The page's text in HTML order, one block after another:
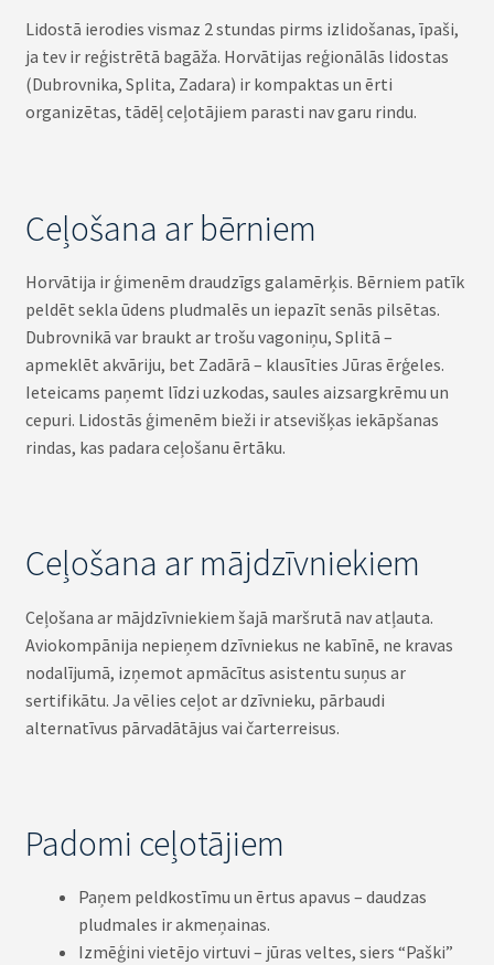
Lidostā ierodies vismaz 2 stundas pirms izlidošanas, īpaši,
ja tev ir reģistrētā bagāža. Horvātijas reģionālās lidostas
(Dubrovnika, Splita, Zadara) ir kompaktas un ērti
organizētas, tādēļ ceļotājiem parasti nav garu rindu.
Ceļošana ar bērniem
Horvātija ir ģimenēm draudzīgs galamērķis. Bērniem patīk
peldēt sekla ūdens pludmalēs un iepazīt senās pilsētas.
Dubrovnikā var braukt ar trošu vagoniņu, Splitā –
apmeklēt akvāriju, bet Zadārā – klausīties Jūras ērģeles.
Ieteicams paņemt līdzi uzkodas, saules aizsargkrēmu un
cepuri. Lidostās ģimenēm bieži ir atsevišķas iekāpšanas
rindas, kas padara ceļošanu ērtāku.
Ceļošana ar mājdzīvniekiem
Ceļošana ar mājdzīvniekiem šajā maršrutā nav atļauta.
Aviokompānija nepieņem dzīvniekus ne kabīnē, ne kravas
nodalījumā, izņemot apmācītus asistentu suņus ar
sertifikātu. Ja vēlies ceļot ar dzīvnieku, pārbaudi
alternatīvus pārvadātājus vai čarterreisus.
Padomi ceļotājiem
Paņem peldkostīmu un ērtus apavus – daudzas
pludmales ir akmeņainas.
Izmēģini vietējo virtuvi – jūras veltes, siers “Paški”